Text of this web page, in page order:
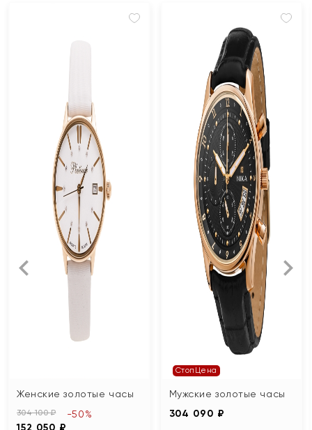
Женские золотые часы
304 100 ₽
152 050 ₽
-50%
СтопЦена
Мужские золотые часы
304 090 ₽